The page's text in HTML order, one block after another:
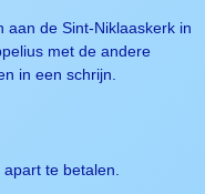
aan de Sint-Niklaaskerk in
met de andere
in een schrijn.
apart te betalen.